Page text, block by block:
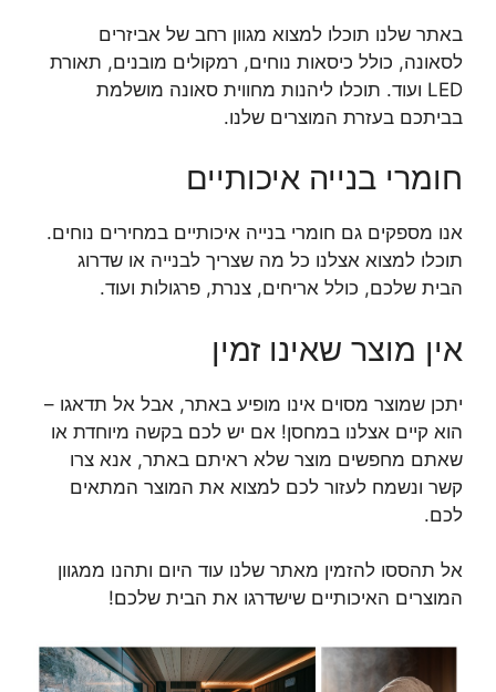
באתר שלנו תוכלו למצוא מגוון רחב של אביזרים
לסאונה, כולל כיסאות נוחים, רמקולים מובנים, תאורת
LED ועוד. תוכלו ליהנות מחווית סאונה מושלמת
בביתכם בעזרת המוצרים שלנו.
חומרי בנייה איכותיים
אנו מספקים גם חומרי בנייה איכותיים במחירים נוחים.
תוכלו למצוא אצלנו כל מה שצריך לבנייה או שדרוג
הבית שלכם, כולל אריחים, צנרת, פרגולות ועוד.
אין מוצר שאינו זמין
יתכן שמוצר מסוים אינו מופיע באתר, אבל אל תדאגו –
הוא קיים אצלנו במחסן! אם יש לכם בקשה מיוחדת או
שאתם מחפשים מוצר שלא ראיתם באתר, אנא צרו
קשר ונשמח לעזור לכם למצוא את המוצר המתאים
לכם.
אל תהססו להזמין מאתר שלנו עוד היום ותהנו ממגוון
המוצרים האיכותיים שישדרגו את הבית שלכם!